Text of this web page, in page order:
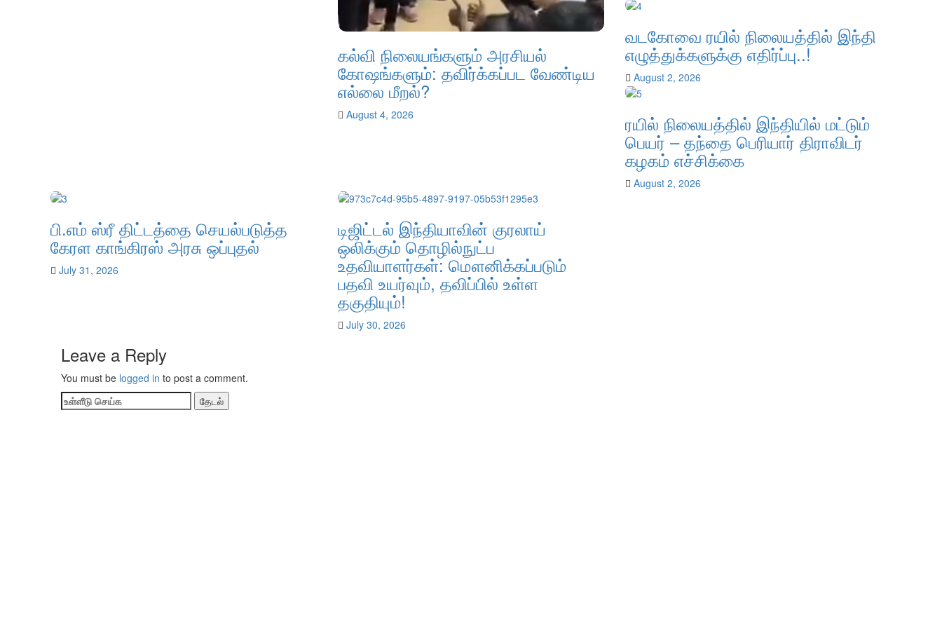
கல்வி நிலையங்களும் அரசியல்
கோஷங்களும்: தவிர்க்கப்பட வேண்டிய
எல்லை மீறல்?
August 4, 2026
வடகோவை ரயில் நிலையத்தில் இந்தி
எழுத்துக்களுக்கு எதிர்ப்பு..!
August 2, 2026
ரயில் நிலையத்தில் இந்தியில் மட்டும்
பெயர் – தந்தை பெரியார் திராவிடர்
கழகம் எச்சிக்கை
August 2, 2026
பி.எம் ஸ்ரீ திட்டத்தை செயல்படுத்த
கேரள காங்கிரஸ் அரசு ஒப்புதல்
July 31, 2026
டிஜிட்டல் இந்தியாவின் குரலாய்
ஒலிக்கும் தொழில்நுட்ப
உதவியாளர்கள்: மௌனிக்கப்படும்
பதவி உயர்வும், தவிப்பில் உள்ள
தகுதியும்!
July 30, 2026
Leave a Reply
You must be logged in to post a comment.
தேடல்